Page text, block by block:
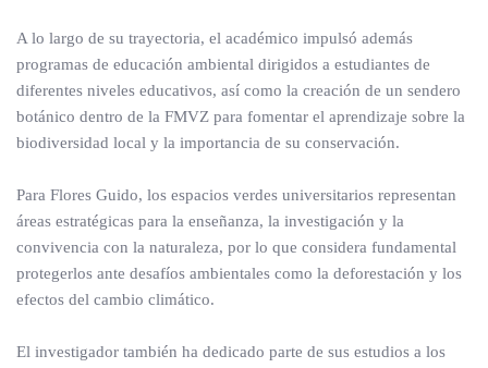
A lo largo de su trayectoria, el académico impulsó además
programas de educación ambiental dirigidos a estudiantes de
diferentes niveles educativos, así como la creación de un sendero
botánico dentro de la FMVZ para fomentar el aprendizaje sobre la
biodiversidad local y la importancia de su conservación.
Para Flores Guido, los espacios verdes universitarios representan
áreas estratégicas para la enseñanza, la investigación y la
convivencia con la naturaleza, por lo que considera fundamental
protegerlos ante desafíos ambientales como la deforestación y los
efectos del cambio climático.
El investigador también ha dedicado parte de sus estudios a los